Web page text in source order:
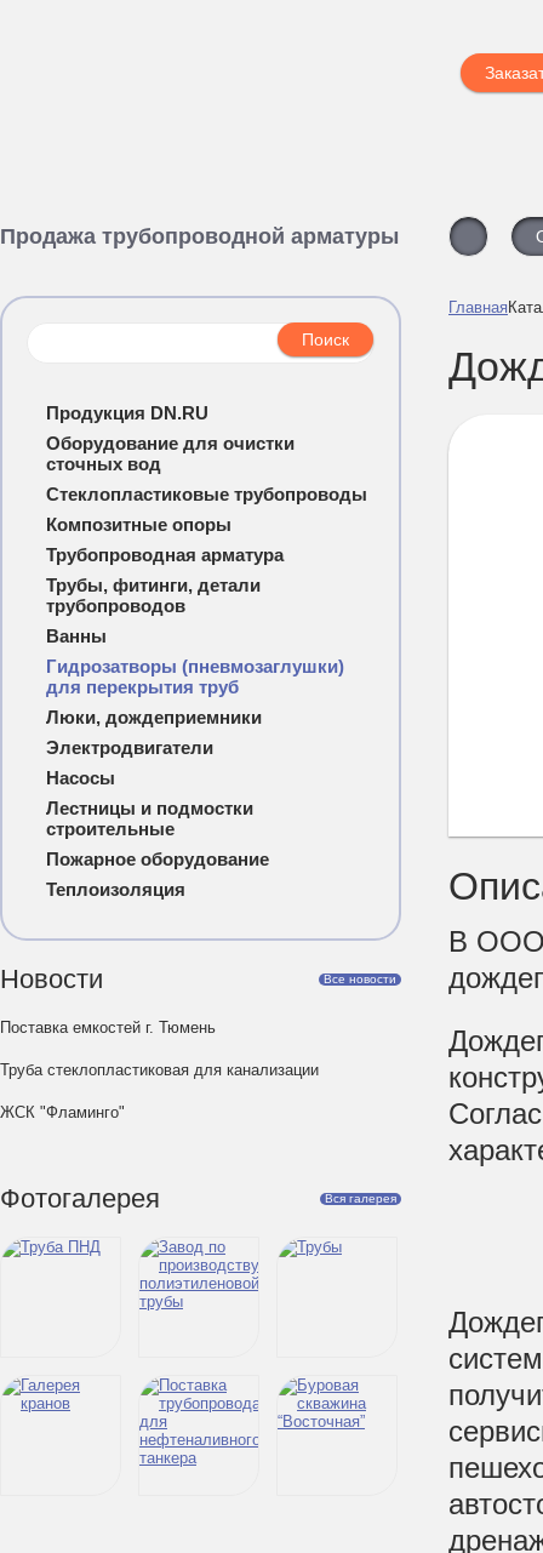
Продажа трубопроводной арматуры
Продукция DN.RU
Оборудование для очистки
сточных вод
Стеклопластиковые трубопроводы
Композитные опоры
Трубопроводная арматура
Трубы, фитинги, детали
трубопроводов
Ванны
Гидрозатворы (пневмозаглушки)
для перекрытия труб
Люки, дождеприемники
Электродвигатели
Насосы
Лестницы и подмостки
строительные
Пожарное оборудование
Теплоизоляция
Новости Все новости
Поставка емкостей г. Тюмень
Труба стеклопластиковая для канализации
ЖСК "Фламинго"
Фотогалерея Вся галерея
Главная
В ООО